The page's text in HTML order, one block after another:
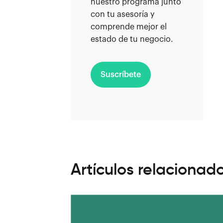
nuestro programa junto
con tu asesoría y
comprende mejor el
estado de tu negocio.
Suscríbete
Artículos